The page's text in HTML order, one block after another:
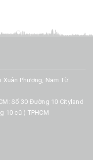
Xuân Phương, Nam Từ
Số 30 Đường 10 Cityland
10 cũ ) TPHCM